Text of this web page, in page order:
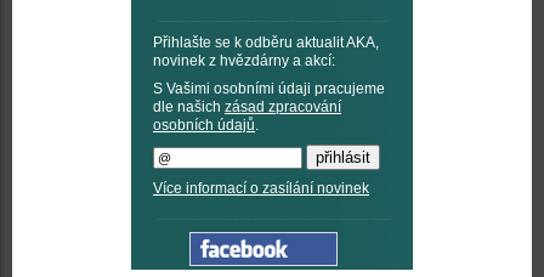
Přihlašte se k odběru aktualit AKA,
novinek z hvězdárny a akcí:
S Vašimi osobními údaji pracujeme
dle našich zásad zpracování
osobních údajů.
Více informací o zasílání novinek